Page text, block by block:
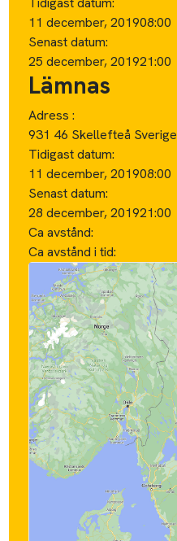
11 december, 201908:00
Senast datum:
25 december, 201921:00
Lämnas
Adress :
931 46 Skellefteå Sverige
Tidigast datum:
11 december, 201908:00
Senast datum:
28 december, 201921:00
Ca avstånd:
Ca avstånd i tid: